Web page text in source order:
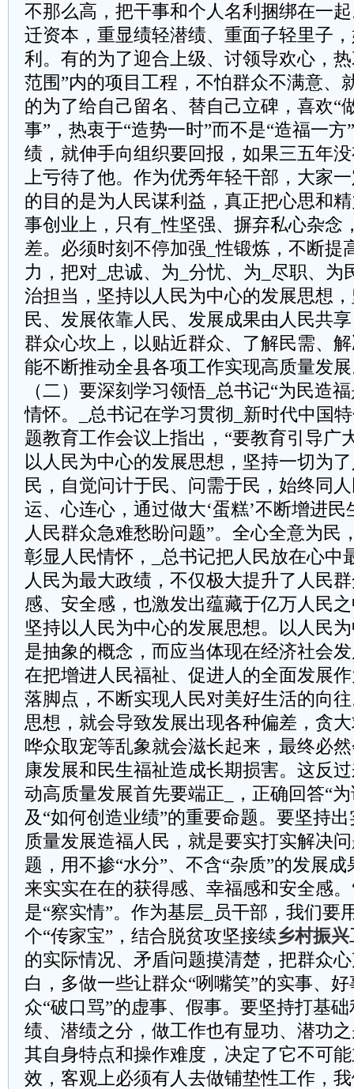
不那么高，把干事和个人名利捆绑在一
迁资本，重显绩轻潜绩、重面子轻里子
利。有的为了迎合上级、讨领导欢心，
范围”内的项目工程，不怕群众不满意、
的为了给自己留名、替自己立碑，喜欢“
事”，热衷于“造势一时”而不是“造福一
绩，就伸手向组织要回报，如果三五年
上亏待了他。作为优秀年轻干部，大家
的目的是为人民谋利益，真正把心思和
事创业上，只有_性坚强、摒弃私心杂念
差。必须时刻不停加强_性锻炼，不断提
力，把对_忠诚、为_分忧、为_尽职、为
治担当，坚持以人民为中心的发展思想
民、发展依靠人民、发展成果由人民共
群众心坎上，以贴近群众、了解民需、
能不断推动全县各项工作实现高质量发
（二）要深刻学习领悟_总书记“为民造
情怀。_总书记在学习贯彻_新时代中国
题教育工作会议上指出，“要教育引导广
以人民为中心的发展思想，坚持一切为
民，自觉问计于民、问需于民，始终同
运、心连心，通过做大‘蛋糕’不断增进
人民群众急难愁盼问题”。全心全意为民
彰显人民情怀，_总书记把人民放在心中
人民为最大政绩，不仅极大提升了人民
感、安全感，也激发出蕴藏于亿万人民
坚持以人民为中心的发展思想。以人民
是抽象的概念，而应当体现在经济社会
在把增进人民福祉、促进人的全面发展
落脚点，不断实现人民对美好生活的向
思想，就会导致发展出现各种偏差，贪
哗众取宠等乱象就会滋长起来，最终必
康发展和民生福祉造成长期损害。这反
动高质量发展首先要端正_，正确回答“
及“如何创造业绩”的重要命题。要坚持
质量发展造福人民，就是要实打实解决
题，用不掺“水分”、不含“杂质”的发展
来实实在在的获得感、幸福感和安全感
是“察实情”。作为基层_员干部，我们要
个“传家宝”，结合脱贫攻坚接续乡村振兴
的实际情况、矛盾问题摸清楚，把群众
白，多做一些让群众“咧嘴笑”的实事、
众“破口骂”的虚事、假事。要坚持打基
绩、潜绩之分，做工作也有显功、潜功
其自身特点和操作难度，决定了它不可
效，客观上必须有人去做铺垫性工作，